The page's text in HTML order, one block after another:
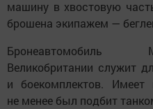
машину в хвостовую
брошена экипажем —
Бронеавтомобиль
Великобритании служит
и боекомплектов. Имеет
не менее был подбит